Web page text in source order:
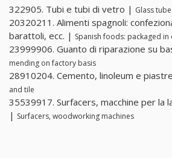
322905. Tubi e tubi di vetro | Glass
20320211. Alimenti spagnoli:
barattoli, ecc. | Spanish foods: packaged in
23999906. Guanto di riparazione su
mending on factory basis
28910204. Cemento, linoleum e
and tile
35539917. Surfacers, macchine per la
| Surfacers, woodworking machines